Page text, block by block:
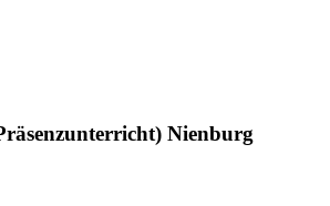
Nienburg